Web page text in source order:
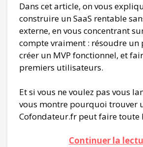
Dans cet article, on vous
construire un SaaS rentable
externe, en vous concentrant
compte vraiment : résoudre un
créer un MVP fonctionnel, et
premiers utilisateurs.
Et si vous ne voulez pas vous
vous montre pourquoi trouver
Cofondateur.fr peut faire toute
Continuer la